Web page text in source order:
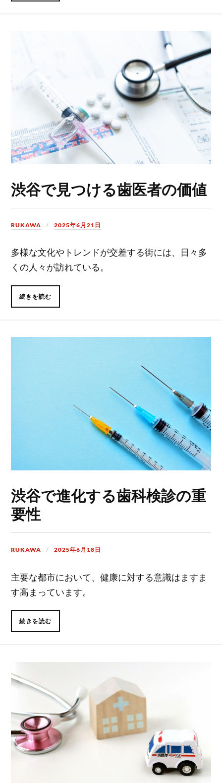
渋谷で見つける歯医者の価値
RUKAWA 2025年6月21日
多様な文化やトレンドが交差する街には、日々多
くの人々が訪れている。
続きを読む
渋谷で進化する歯科検診の重
要性
RUKAWA 2025年6月18日
主要な都市において、健康に対する意識はますま
す高まっています。
続きを読む